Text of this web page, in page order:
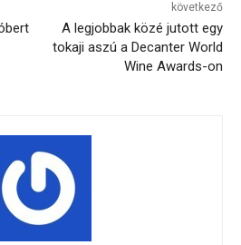
következő
A legjobbak közé jutott egy
tokaji aszú a Decanter World
Wine Awards-on